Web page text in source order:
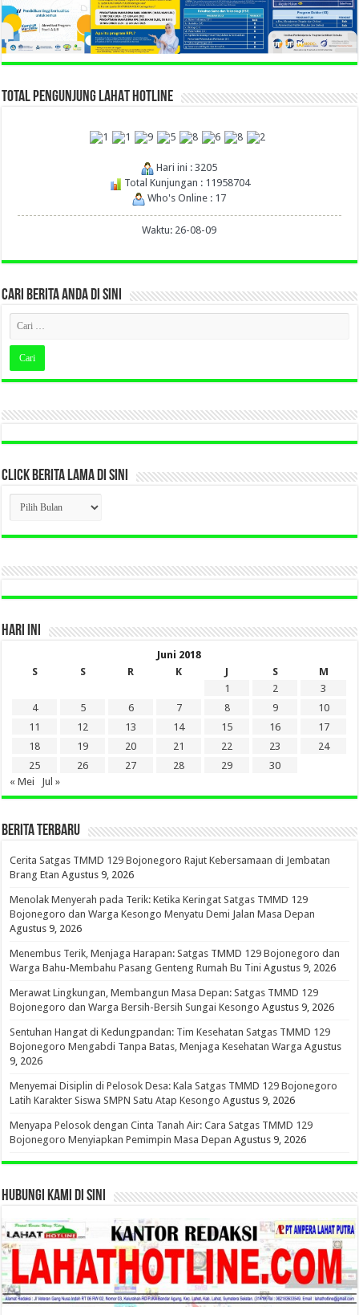
TOTAL PENGUNJUNG LAHAT HOTLINE
Hari ini : 3205
Total Kunjungan : 11958704
Who's Online : 17
Waktu: 26-08-09
CARI BERITA ANDA DI SINI
CLICK BERITA LAMA DI SINI
CLICK
BERITA
LAMA
DI
HARI INI
Juni 2018
S
S R K J S
M
1
2
3
4
5 6 7 8 9
10
11
12 13 14 15 16
17
18
19 20 21 22 23
24
25
26 27 28 29
30
« Mei
Jul »
BERITA TERBARU
Cerita Satgas TMMD 129 Bojonegoro Rajut Kebersamaan di Jembatan
Brang Etan Agustus 9, 2026
Menolak Menyerah pada Terik: Ketika Keringat Satgas TMMD 129
Bojonegoro dan Warga Kesongo Menyatu Demi Jalan Masa Depan
Agustus 9, 2026
Menembus Terik, Menjaga Harapan: Satgas TMMD 129 Bojonegoro dan
Warga Bahu-Membahu Pasang Genteng Rumah Bu Tini Agustus 9, 2026
Merawat Lingkungan, Membangun Masa Depan: Satgas TMMD 129
Bojonegoro dan Warga Bersih-Bersih Sungai Kesongo Agustus 9, 2026
Sentuhan Hangat di Kedungpandan: Tim Kesehatan Satgas TMMD 129
Bojonegoro Mengabdi Tanpa Batas, Menjaga Kesehatan Warga Agustus
9, 2026
Menyemai Disiplin di Pelosok Desa: Kala Satgas TMMD 129 Bojonegoro
Latih Karakter Siswa SMPN Satu Atap Kesongo Agustus 9, 2026
Menyapa Pelosok dengan Cinta Tanah Air: Cara Satgas TMMD 129
Bojonegoro Menyiapkan Pemimpin Masa Depan Agustus 9, 2026
HUBUNGI KAMI DI SINI